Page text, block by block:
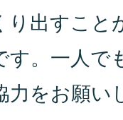
り出すこと
す。一人で
力をお願い